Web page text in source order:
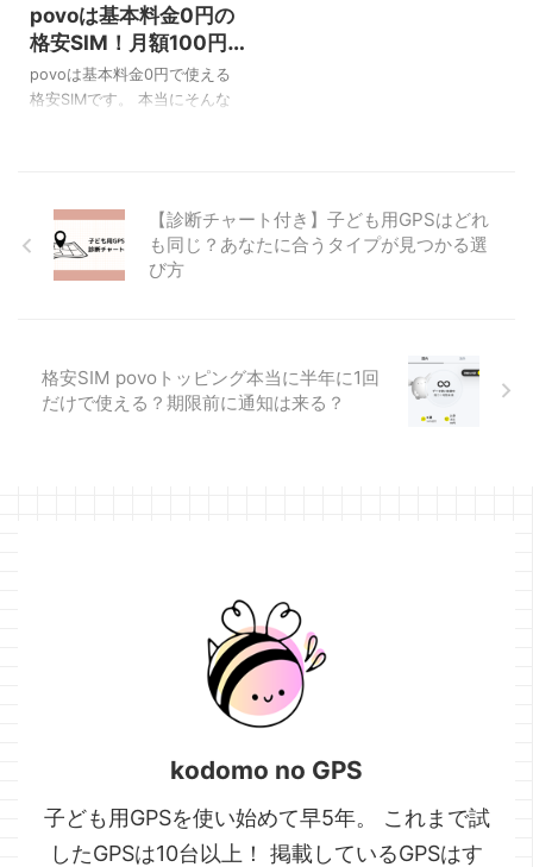
ッズケータイに求める機能と
いったら 親と電話ができるこ
と 居場所が分かること が大半
だと思います。 その片方の“居
povoは基本料金0円の
格安SIM！月額100円
以下で使えた
povoは基本料金0円で使える
格安SIMです。 本当にそんな
ら？ SMS送付3円(1通)通話88
円(2分)合計91円 povoのキャ
ラクターが持っている0.08GB
使えます(半年に1度はデータを
数百円分購入する必要があり
【診断チャート付き】子ども用GPSはどれ
も同じ？あなたに合うタイプが見つかる選
び方
格安SIM povoトッピング本当に半年に1回
だけで使える？期限前に通知は来る？
kodomo no GPS
子ども用GPSを使い始めて早5年。 これまで試
したGPSは10台以上！ 掲載しているGPSはす